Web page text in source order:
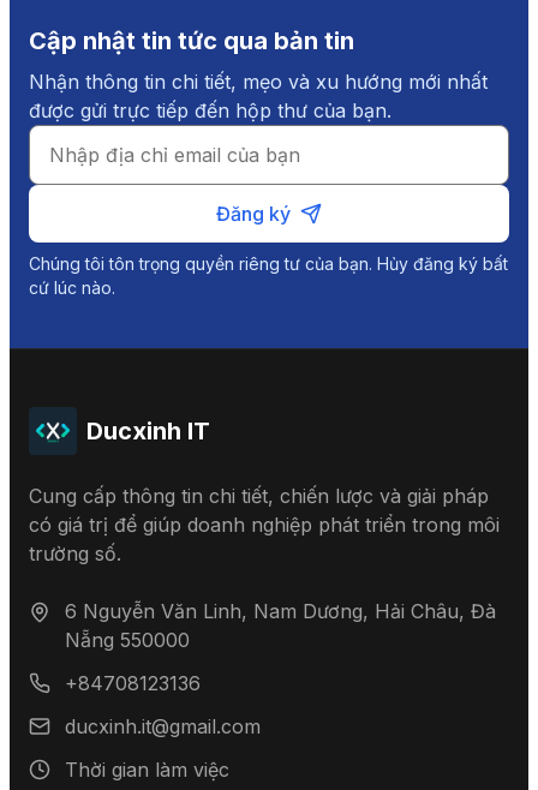
Cập nhật tin tức qua bản tin
Nhận thông tin chi tiết, mẹo và xu hướng mới nhất
được gửi trực tiếp đến hộp thư của bạn.
Đăng ký
Chúng tôi tôn trọng quyền riêng tư của bạn. Hủy đăng ký bất
cứ lúc nào.
Ducxinh IT
Cung cấp thông tin chi tiết, chiến lược và giải pháp
có giá trị để giúp doanh nghiệp phát triển trong môi
trường số.
6 Nguyễn Văn Linh, Nam Dương, Hải Châu, Đà
Nẵng 550000
+84708123136
ducxinh.it@gmail.com
Thời gian làm việc